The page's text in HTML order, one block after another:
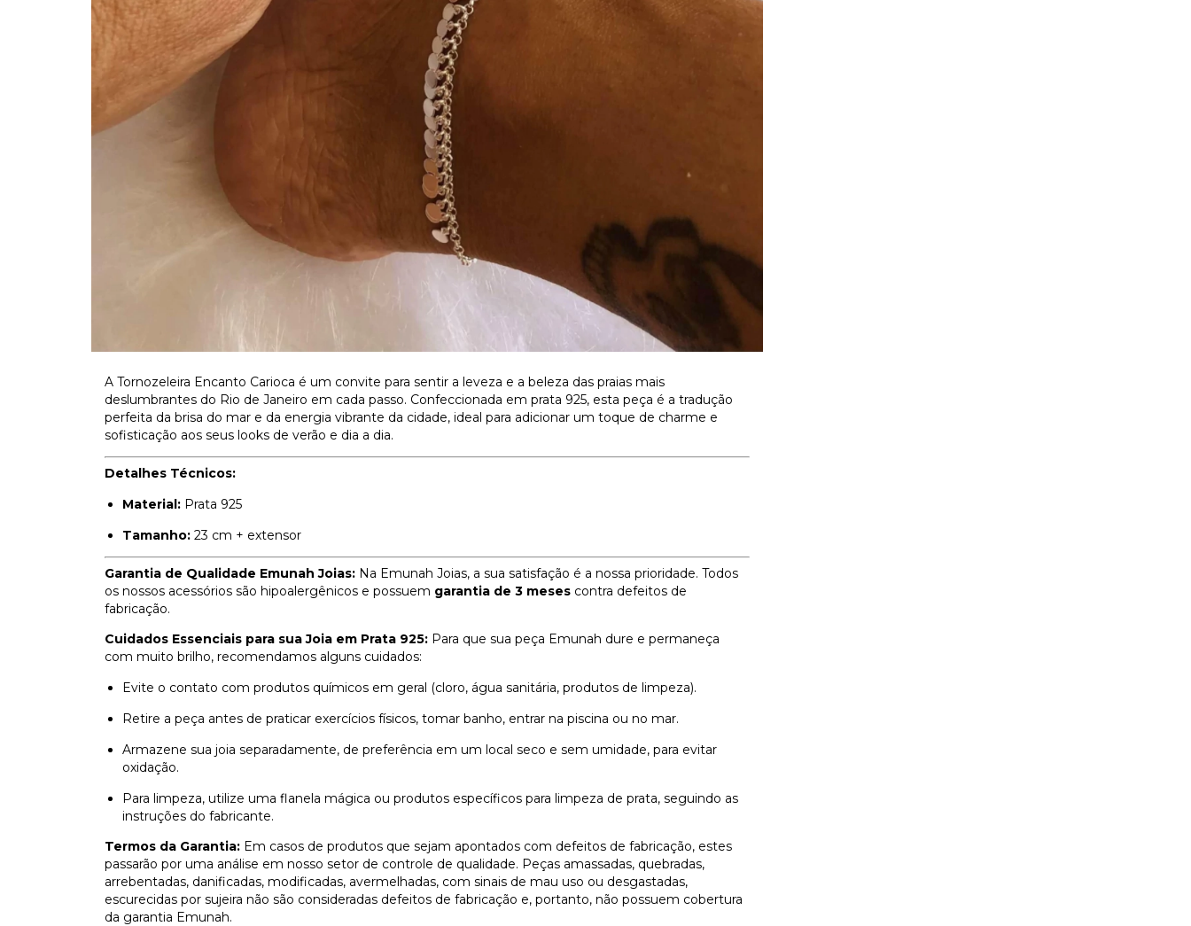
A Tornozeleira Encanto Carioca é um convite para sentir a leveza e a beleza das praias mais
deslumbrantes do Rio de Janeiro em cada passo. Confeccionada em prata 925, esta peça é a tradução
perfeita da brisa do mar e da energia vibrante da cidade, ideal para adicionar um toque de charme e
sofisticação aos seus looks de verão e dia a dia.
Detalhes Técnicos:
Material: Prata 925
Tamanho: 23 cm + extensor
Garantia de Qualidade Emunah Joias: Na Emunah Joias, a sua satisfação é a nossa prioridade. Todos
os nossos acessórios são hipoalergênicos e possuem garantia de 3 meses contra defeitos de
fabricação.
Cuidados Essenciais para sua Joia em Prata 925: Para que sua peça Emunah dure e permaneça
com muito brilho, recomendamos alguns cuidados:
Evite o contato com produtos químicos em geral (cloro, água sanitária, produtos de limpeza).
Retire a peça antes de praticar exercícios físicos, tomar banho, entrar na piscina ou no mar.
Armazene sua joia separadamente, de preferência em um local seco e sem umidade, para evitar
oxidação.
Para limpeza, utilize uma flanela mágica ou produtos específicos para limpeza de prata, seguindo as
instruções do fabricante.
Termos da Garantia: Em casos de produtos que sejam apontados com defeitos de fabricação, estes
passarão por uma análise em nosso setor de controle de qualidade. Peças amassadas, quebradas,
arrebentadas, danificadas, modificadas, avermelhadas, com sinais de mau uso ou desgastadas,
escurecidas por sujeira não são consideradas defeitos de fabricação e, portanto, não possuem cobertura
da garantia Emunah.